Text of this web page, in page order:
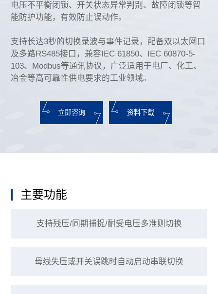
电压不平衡闭锁、开关状态异常判别、故障闭锁等智
能防护功能，有效防止误动作。
支持长达3秒的切换录波与事件记录，配备双以太网口
及多路RS485接口，兼容IEC 61850、IEC 60870-5-
103、Modbus等通讯协议，广泛适用于电厂、化工、
冶金等高可靠性供电要求的工业领域。
立即咨询 资料下载
主要功能
支持残压/同期捕捉/耐受电压多准则切换
母线失压或开关误跳时自动启动串联切换